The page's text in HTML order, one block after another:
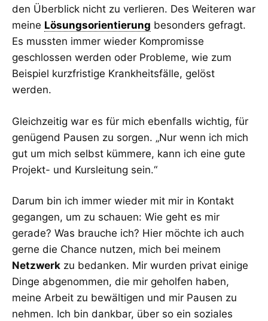
den Überblick nicht zu verlieren. Des Weiteren war
meine Lösungsorientierung besonders gefragt.
Es mussten immer wieder Kompromisse
geschlossen werden oder Probleme, wie zum
Beispiel kurzfristige Krankheitsfälle, gelöst
werden.
Gleichzeitig war es für mich ebenfalls wichtig, für
genügend Pausen zu sorgen. „Nur wenn ich mich
gut um mich selbst kümmere, kann ich eine gute
Projekt- und Kursleitung sein.“
Darum bin ich immer wieder mit mir in Kontakt
gegangen, um zu schauen: Wie geht es mir
gerade? Was brauche ich? Hier möchte ich auch
gerne die Chance nutzen, mich bei meinem
Netzwerk zu bedanken. Mir wurden privat einige
Dinge abgenommen, die mir geholfen haben,
meine Arbeit zu bewältigen und mir Pausen zu
nehmen. Ich bin dankbar, über so ein soziales